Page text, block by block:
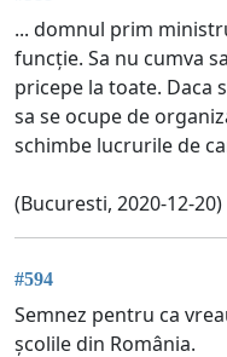
... domnul prim
funcție. Sa nu cumva
pricepe la toate. Daca
sa se ocupe de
schimbe lucrurile de
(Bucuresti, 2020-12-20)
#594
Semnez pentru ca
școlile din România.